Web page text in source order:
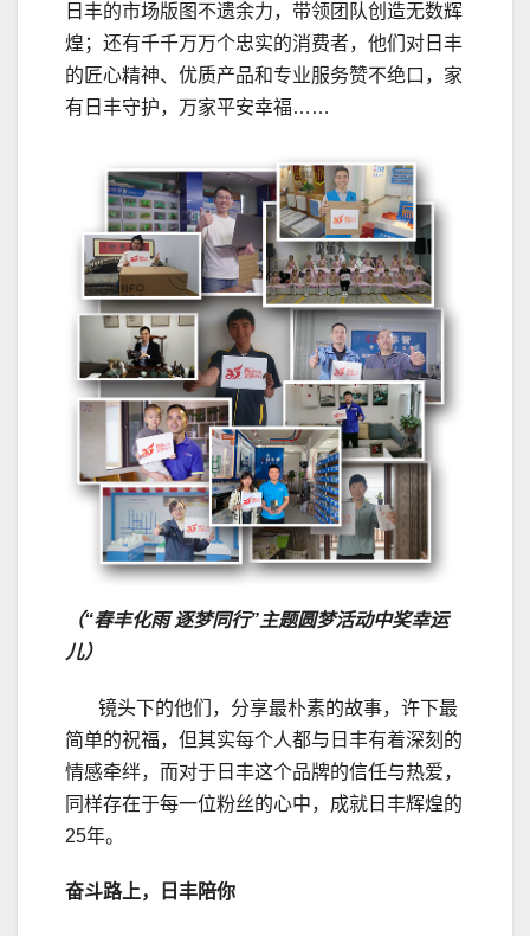
日丰的市场版图不遗余力，带领团队创造无数辉
煌；还有千千万万个忠实的消费者，他们对日丰
的匠心精神、优质产品和专业服务赞不绝口，家
有日丰守护，万家平安幸福……
（“春丰化雨 逐梦同行”主题圆梦活动中奖幸运
儿）
镜头下的他们，分享最朴素的故事，许下最
简单的祝福，但其实每个人都与日丰有着深刻的
情感牵绊，而对于日丰这个品牌的信任与热爱，
同样存在于每一位粉丝的心中，成就日丰辉煌的
25年。
奋斗路上，日丰陪你